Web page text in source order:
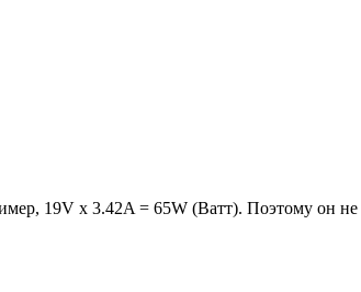
19V x 3.42A = 65W (Ватт). Поэтому он